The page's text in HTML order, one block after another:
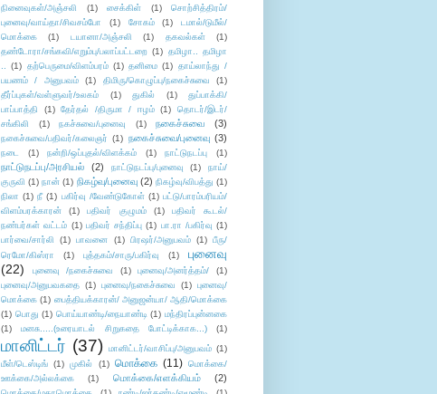
நினைவுகள்/அஞ்சலி
(1) சைக்கிள் (1)
சொற்சித்திரம்/
புனைவு/வாய்தா/சிவசம்போ
(1) சோகம் (1)
டமால்/டுமீல்/
மொக்கை
(1) டயானா/அஞ்சலி (1) தகவல்கள்
(1)
தண்டோரா/சங்கவி/எறும்பு/பலாப்பட்டறை (1) தமிழா.. தமிழா
.. (1) தற்பெருமை/விளம்பரம் (1) தனிமை (1) தாய்லாந்து /
பயணம் / அனுபவம்
(1) திமிரு/கொழுப்பு/நகைச்சுவை
(1)
தீர்ப்புகள்/வள்ளுவர்/உலகம்
(1) துகில் (1)
துப்பாக்கி/
பாப்பாத்தி
(1) தேர்தல் /திருமா / ஈழம் (1)
தொடர்/இடர்/
சங்கிலி
(1) நகச்சுவை/புனைவு (1) நகைச்சுவை (3)
நகைச்சுவை/பதிவர்/கலைஞர் (1) நகைச்சுவை/புனைவு (3)
நடை (1) நன்றி/ஒப்புதல்/விளக்கம் (1) நாட்டுநடப்பு (1)
நாட்டுநடப்பு/அரசியல் (2) நாட்டுநடப்பு/புனைவு (1)
நாய்/
குருவி (1) நான் (1) நிகழ்வு/புனைவு (2) நிகழ்வு/விபத்து (1)
நிலா (1) நீ (1) பகிர்வு /வேண்டுகோள் (1) பட்டு/பாரம்பரியம்/
விளம்பரக்காரன்
(1) பதிவர் குழுமம் (1)
பதிவர் கூடல்/
நண்பர்கள் வட்டம் (1) பதிவர் சந்திப்பு (1) பா.ரா /பகிர்வு (1)
பார்வை/சார்லி
(1) பாவனை (1) பிரஷர்/அனுபவம் (1) பீரு/
ரெமோ/கிஸ்ரா
(1) புத்தகம்/சாரு/பகிர்வு (1)
புனைவு
(22)
புனைவு /நகைச்சுவை (1) புனைவு/அனர்த்தம்/
(1)
புனைவு/அனுபவகதை (1) புனைவு/நகைச்சுவை (1) புனைவு/
மொக்கை (1) பைத்தியக்காரன்/ அனுஜன்யா/ ஆதி/மொக்கை
(1) பொது (1) பொய்யாண்டி/நையாண்டி (1) மந்திரப்புன்னகை
(1)
மனசு.....(உரையாடல் சிறுகதை போட்டிக்காக...) (1)
மானிட்டர் (37) மானிட்டர்/வாசிப்பு/அனுபவம் (1)
மீள்/டெஸ்டிங் (1) முகில் (1) மொக்கை (11) மொக்கை/
ஊக்கை/அல்லக்கை
(1) மொக்கை/எளக்கியம் (2)